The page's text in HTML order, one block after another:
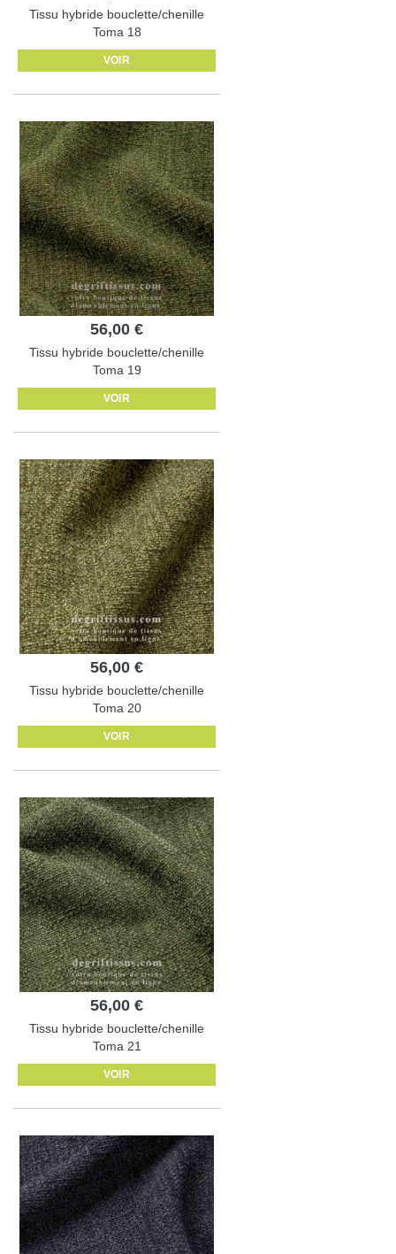
Tissu hybride bouclette/chenille
Toma 18
VOIR
56,00 €
Tissu hybride bouclette/chenille
Toma 19
VOIR
56,00 €
Tissu hybride bouclette/chenille
Toma 20
VOIR
56,00 €
Tissu hybride bouclette/chenille
Toma 21
VOIR